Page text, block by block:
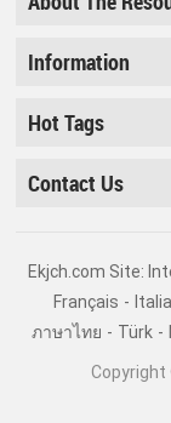
Information
Hot Tags
Contact Us
Ekjch.com Site:
Français -
ภาษาไทย - Türk -
Copyright